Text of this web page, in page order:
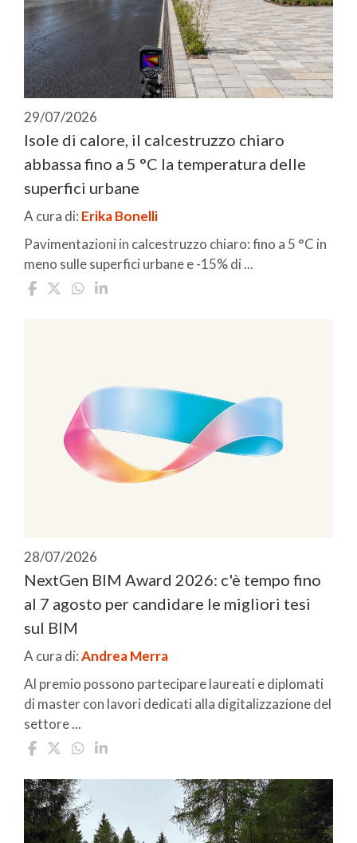
29/07/2026
Isole di calore, il calcestruzzo chiaro
abbassa fino a 5 °C la temperatura delle
superfici urbane
A cura di: Erika Bonelli
Pavimentazioni in calcestruzzo chiaro: fino a 5 °C in
meno sulle superfici urbane e -15% di ...
28/07/2026
NextGen BIM Award 2026: c'è tempo fino
al 7 agosto per candidare le migliori tesi
sul BIM
A cura di:Andrea Merra
Al premio possono partecipare laureati e diplomati
di master con lavori dedicati alla digitalizzazione del
settore ...